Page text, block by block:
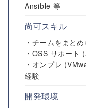
Ansible 等
尚可スキル
・チームをまと
・OSS サポー
・オンプレ
経験
開発環境